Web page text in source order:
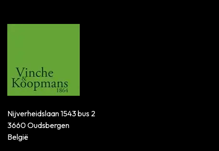
Nijverheidslaan 1543 bus 2
3660 Oudsbergen
België